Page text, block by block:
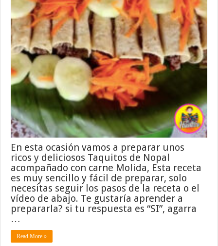
En esta ocasión vamos a preparar unos
ricos y deliciosos Taquitos de Nopal
acompañado con carne Molida, Esta receta
es muy sencillo y fácil de preparar, solo
necesitas seguir los pasos de la receta o el
vídeo de abajo. Te gustaría aprender a
prepararla? si tu respuesta es “SI”, agarra
…
Read More »